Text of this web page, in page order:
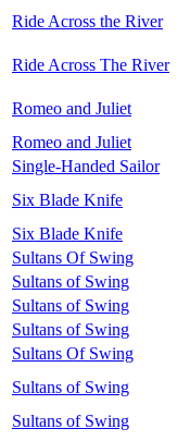
Ride Across the River
Ride Across The River
Romeo and Juliet
Romeo and Juliet
Single-Handed Sailor
Six Blade Knife
Six Blade Knife
Sultans Of Swing
Sultans of Swing
Sultans of Swing
Sultans of Swing
Sultans Of Swing
Sultans of Swing
Sultans of Swing